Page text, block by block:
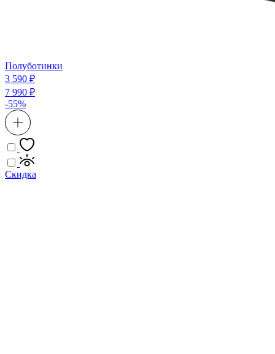
Полуботинки
3 590 ₽
7 990 ₽
-55%
Скидка